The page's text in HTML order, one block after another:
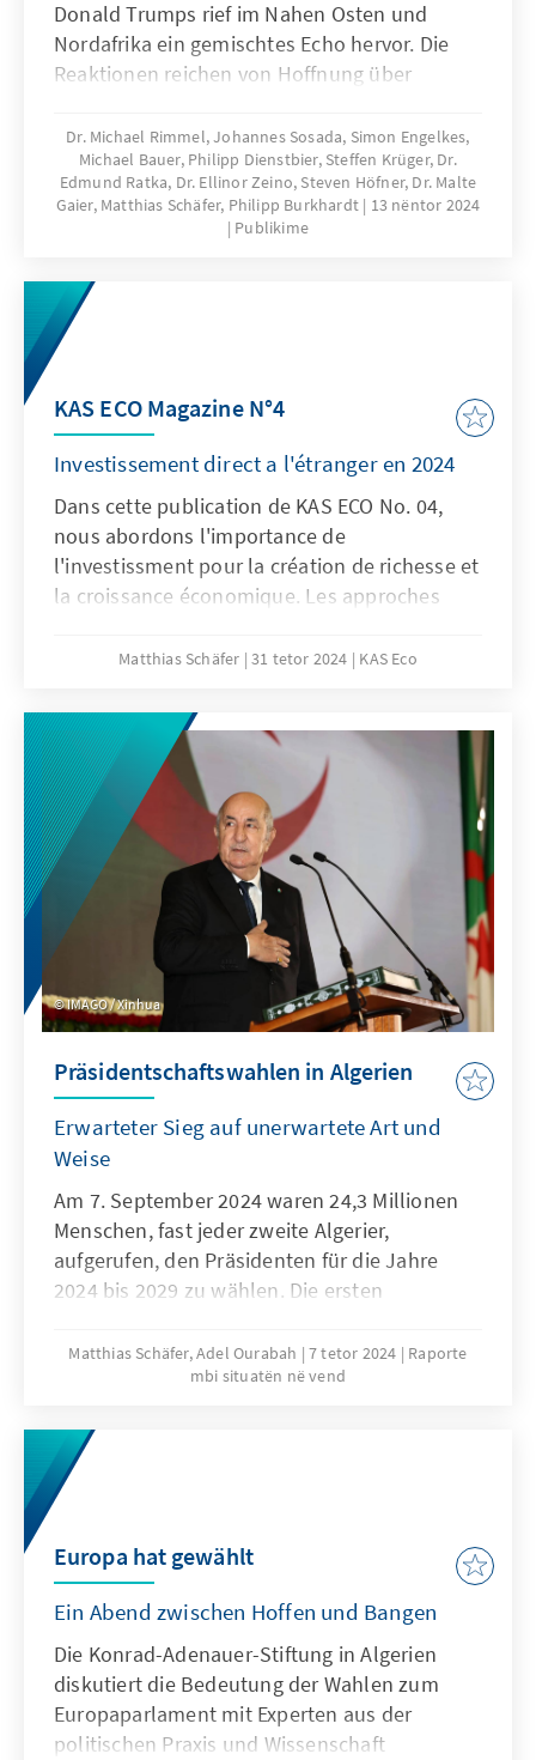
Donald Trumps rief im Nahen Osten und
Nordafrika ein gemischtes Echo hervor. Die
Reaktionen reichen von Hoffnung über
Zukunft der Region. Die Publikation gibt einen
Überblick über die Reaktionen der Länder der
Region.
Dr. Michael Rimmel, Johannes Sosada, Simon Engelkes,
Michael Bauer, Philipp Dienstbier, Steffen Krüger, Dr.
Edmund Ratka, Dr. Ellinor Zeino, Steven Höfner, Dr. Malte
Gaier, Matthias Schäfer, Philipp Burkhardt
13 nëntor 2024
Publikime
KAS ECO Magazine N°4
Investissement direct a l'étranger en 2024
Dans cette publication de KAS ECO No. 04,
nous abordons l'importance de
l'investissment pour la création de richesse et
la croissance économique. Les approches
considération pour améliorer les conditions
Matthias Schäfer 31 tetor 2024 KAS Eco
IMAGO / Xinhua
Präsidentschaftswahlen in Algerien
Erwarteter Sieg auf unerwartete Art und
Weise
Am 7. September 2024 waren 24,3 Millionen
Menschen, fast jeder zweite Algerier,
aufgerufen, den Präsidenten für die Jahre
2024 bis 2029 zu wählen. Die ersten
politischen Bewegung, die im Jahr 2019 eine
fünfte Amtszeit des damaligen Präsidenten
dem erwarteten Erfolg des amtierenden
Präsidenten Abdelmadjid Tebboune im ersten
Wahlgang. Insbesondere die Höhe der
Spekulationen, denn diese liegt nach den
ersten von der Wahlbehörde veröffentlichten
Ergebnissen nur bei 23 % und ist damit die
geringste in der Geschichte Algeriens. Obwohl
sich Präsident Tebboune zweifellos auf eine
Unterstützung in Teilen der algerischen
Bevölkerung stützen kann, bleibt die
Matthias Schäfer, Adel Ourabah 7 tetor 2024
Raporte
mbi situatën në vend
Europa hat gewählt
Ein Abend zwischen Hoffen und Bangen
Die Konrad-Adenauer-Stiftung in Algerien
diskutiert die Bedeutung der Wahlen zum
Europaparlament mit Experten aus der
politischen Praxis und Wissenschaft